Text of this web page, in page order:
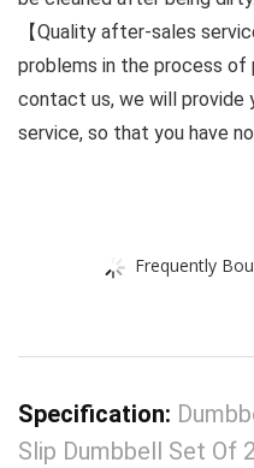
【Quality after-sales
problems in the process of
contact us, we will provide
service, so that you have
Frequently
Specification:
Slip Dumbbell Set Of